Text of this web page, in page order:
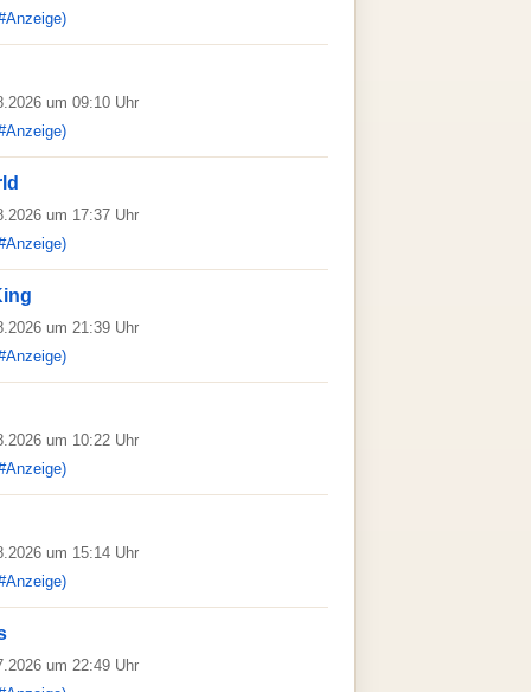
um 09:10 Uhr
um 17:37 Uhr
um 21:39 Uhr
um 10:22 Uhr
um 15:14 Uhr
um 22:49 Uhr